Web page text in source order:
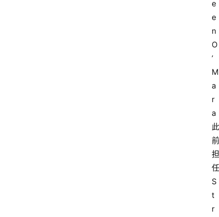
e
e
n
O
’
M
a
r
a
此
前
担
任
S
t
r